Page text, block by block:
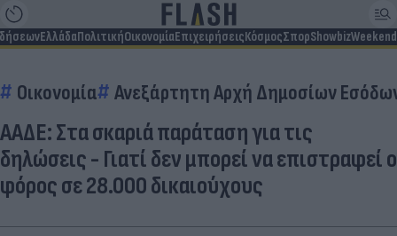
ΕλλάδαΠολιτικήΟικονομίαΕπιχειρήσειςΚόσμοςΣπορShowbizWeekend
Οικονομία Ανεξάρτητη Αρχή Δημοσίων
ΑΑΔΕ: Στα σκαριά παράταση για τις
δηλώσεις - Γιατί δεν μπορεί να επιστραφεί ο
φόρος σε 28.000 δικαιούχους